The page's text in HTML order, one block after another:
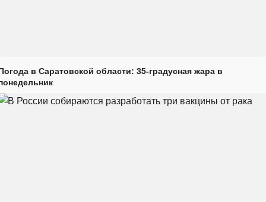
в Саратовской области: 35-градусная жара в